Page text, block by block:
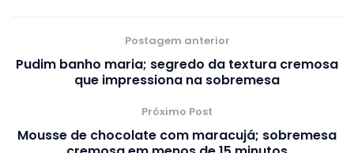
Postagem anterior
Pudim banho maria; segredo da textura cremosa
que impressiona na sobremesa
Próximo Post
Mousse de chocolate com maracujá; sobremesa